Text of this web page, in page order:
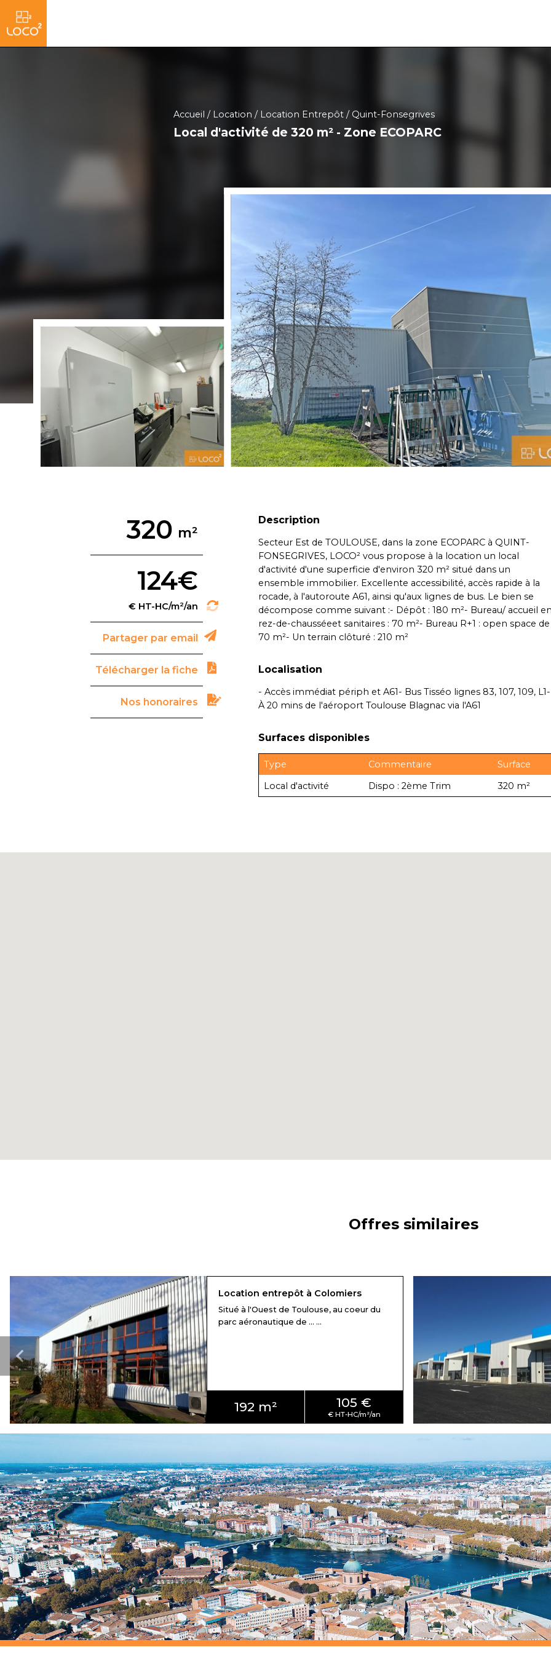
Local d'activité de 320 m² - Zone ECOPARC
Accueil Location Location Entrepôt Quint-Fonsegrives
320
124€
Partager par email
Télécharger la fiche
Nos honoraires
Description
Secteur Est de TOULOUSE, dans la zone ECOPARC à QUINT-
FONSEGRIVES, LOCO² vous propose à la location un local
d'activité d'une superficie d'environ 320 m² situé dans un
ensemble immobilier. Excellente accessibilité, accès rapide à la
rocade, à l'autoroute A61, ainsi qu'aux lignes de bus. Le bien se
décompose comme suivant :- Dépôt : 180 m²- Bureau/ accueil
rez-de-chausséeet sanitaires : 70 m²- Bureau R+1 : open space de
70 m²- Un terrain clôturé : 210 m²
Localisation
- Accès immédiat périph et A61- Bus Tisséo lignes 83, 107, 109, L1-
À 20 mins de l'aéroport Toulouse Blagnac via l'A61
Surfaces disponibles
Type Commentaire
Surface
Local d'activité
Dispo : 2ème Trim 320 m²
Offres similaires
Location entrepôt à Colomiers
Situé à l'Ouest de Toulouse, au coeur du
parc aéronautique de ... ...
192 m² 105 €